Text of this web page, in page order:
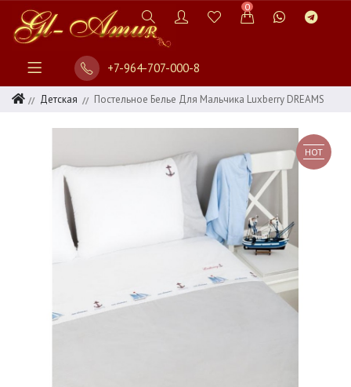
0
+7-964-707-000-8
Детская Постельное Белье Для Мальчика Luxberry DREAMS
HOT